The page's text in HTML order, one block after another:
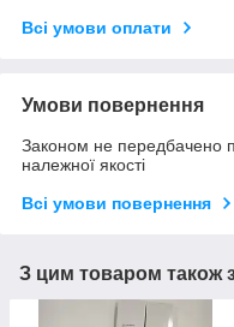
Всі умови оплати
Умови повернення
Законом не передбачено
належної якості
Всі умови повернення
З цим товаром також